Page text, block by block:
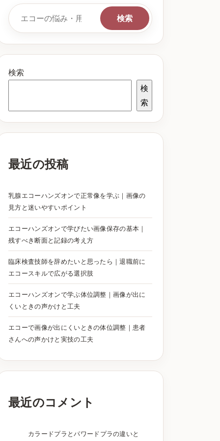
検索キーワード
検索
検索
検
索
最近の投稿
乳腺エコーハンズオンで正常像を学ぶ｜画像の
見方と迷いやすいポイント
エコーハンズオンで学びたい画像保存の基本｜
残すべき断面と記録の考え方
臨床検査技師を辞めたいと思ったら｜退職前に
エコースキルで広がる選択肢
エコーハンズオンで学ぶ体位調整｜画像が出に
くいときの声かけと工夫
エコーで画像が出にくいときの体位調整｜患者
さんへの声かけと実技の工夫
最近のコメント
カラードプラとパワードプラの違いと